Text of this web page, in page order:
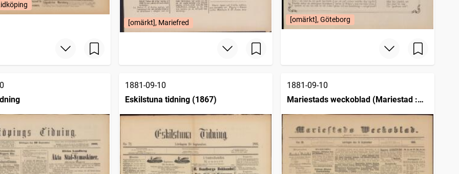
[omärkt], Mariefred [omärkt], Göteborg
1881-09-10
Eskilstuna tidning (1867)
1881-09-10
Mariestads weckoblad (Mariestad :